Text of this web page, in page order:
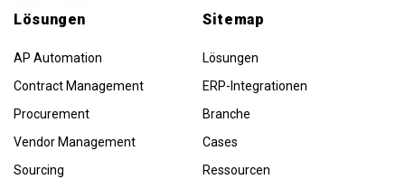
Lösungen
AP Automation
Contract Management
Procurement
Vendor Management
Sourcing
Sitemap
Lösungen
ERP-Integrationen
Branche
Cases
Ressourcen